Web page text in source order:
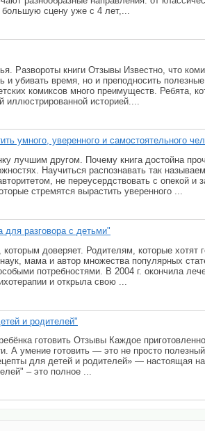
сцену уже с 4 лет,...
Развороты книги Отзывы Известно, что
убивать время, но и преподносить
комиксов много преимуществ. Ребята,
иллюстрированной историей....
умного, уверенного и самостоятельного
лучшим другом. Почему книга достойна
Научиться распознавать так
не переусердствовать с опекой и
стремятся вырастить уверенного ...
разговора с детьми"
доверяет. Родителям, которые хотят
мама и автор множества популярных
потребностями. В 2004 г. окончила
и открыла свою ...
и родителей"
готовить Отзывы Каждое
А умение готовить — это не просто
для детей и родителей» — настоящая
– это полное ...